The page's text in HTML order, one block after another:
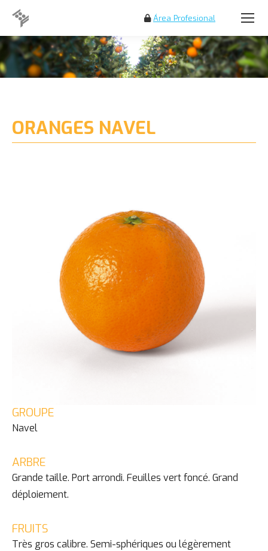
Área Profesional
Search:
ORANGES NAVEL
GROUPE
Navel
ARBRE
Grande taille. Port arrondi. Feuilles vert foncé. Grand
déploiement.
FRUITS
Très gros calibre. Semi-sphériques ou légèrement